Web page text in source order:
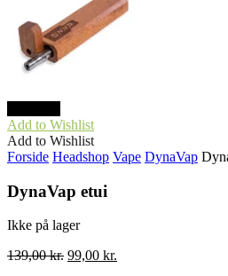
Add to Wishlist
Add to Wishlist
Forside Headshop Vape DynaVap
DynaVap etui
Ikke på lager
139,00kr. Den
99,00 kr.